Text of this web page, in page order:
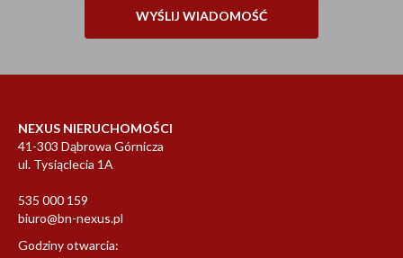
NEXUS NIERUCHOMOŚCI
41-303 Dąbrowa Górnicza
ul. Tysiąclecia 1A
535 000 159
biuro@bn-nexus.pl
Godziny otwarcia: